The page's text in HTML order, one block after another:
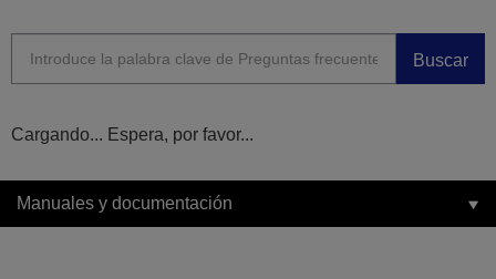
Buscar
Cargando... Espera, por favor...
Manuales y documentación